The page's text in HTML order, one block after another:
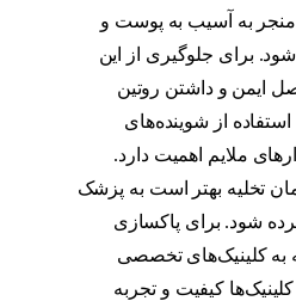
منجر به آسیب به پوست و
برای جلوگیری از این
ایمن و داشتن روتین
از شوینده‌های
ملایم اهمیت دارد.
تخلیه بهتر است به پزشک
شود. برای پاکسازی
به کلینیک‌های تخصصی
کیفیت و تجربه